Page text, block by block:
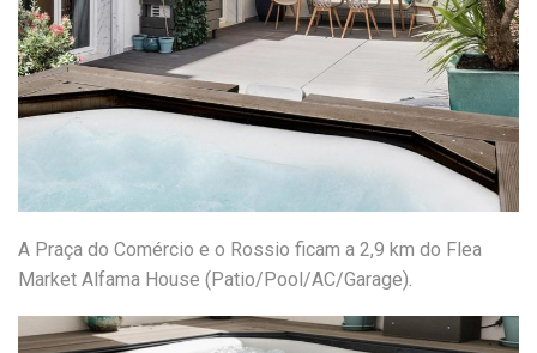
A Praça do Comércio e o Rossio ficam a 2,9 km do Flea
Market Alfama House (Patio/Pool/AC/Garage).